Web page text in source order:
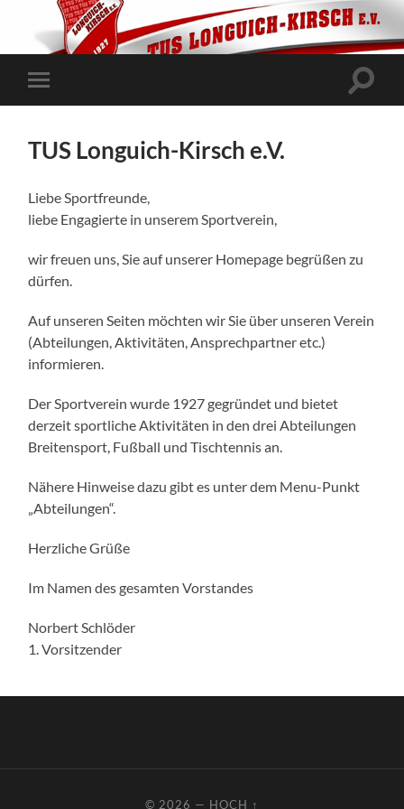
Mobile-
Menü
TUS Longuich-Kirsch e.V.
Liebe Sportfreunde,
liebe Engagierte in unserem Sportverein,
wir freuen uns, Sie auf unserer Homepage begrüßen zu
dürfen.
Auf unseren Seiten möchten wir Sie über unseren Verein
(Abteilungen, Aktivitäten, Ansprechpartner etc.)
informieren.
Der Sportverein wurde 1927 gegründet und bietet
derzeit sportliche Aktivitäten in den drei Abteilungen
Breitensport, Fußball und Tischtennis an.
Nähere Hinweise dazu gibt es unter dem Menu-Punkt
„Abteilungen“.
Herzliche Grüße
Im Namen des gesamten Vorstandes
Norbert Schlöder
1. Vorsitzender
© 2026 — HOCH ↑